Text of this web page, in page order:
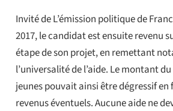
Invité de L’émission politique de
2017, le candidat est ensuite revenu
étape de son projet, en remettant
l’universalité de l’aide. Le montant du
jeunes pouvait ainsi être dégressif
revenus éventuels. Aucune aide ne